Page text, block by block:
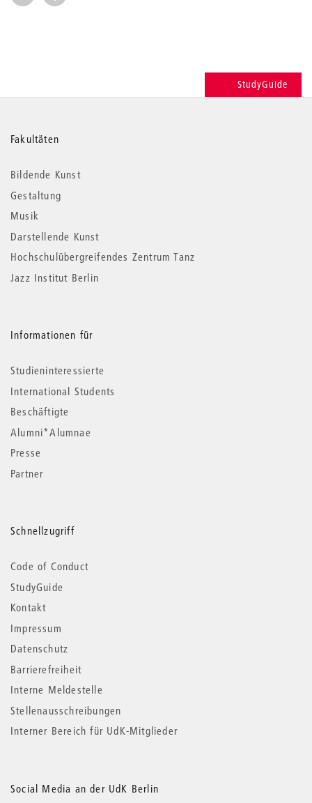
StudyGuide
Weitere
Informationen
Fakultäten
Bildende Kunst
Gestaltung
Musik
Darstellende Kunst
Hochschulübergreifendes Zentrum Tanz
Jazz Institut Berlin
Informationen für
Studieninteressierte
International Students
Beschäftigte
Alumni*Alumnae
Presse
Partner
Schnellzugriff
Code of Conduct
StudyGuide
Kontakt
Impressum
Datenschutz
Barrierefreiheit
Interne Meldestelle
Stellenausschreibungen
Interner Bereich für UdK-Mitglieder
Social Media an der UdK Berlin